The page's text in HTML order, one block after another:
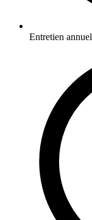
Entretien annuel